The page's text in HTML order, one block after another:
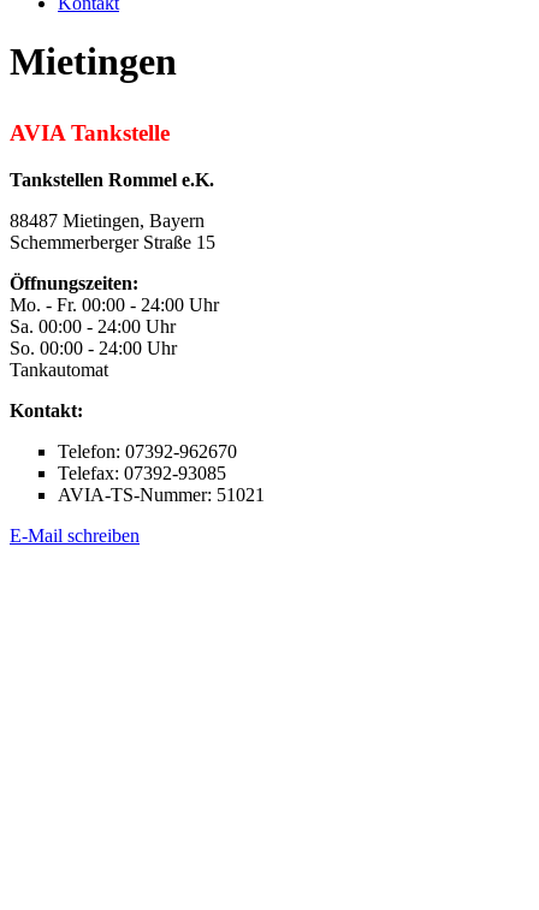
Mietingen
AVIA Tankstelle
Tankstellen Rommel e.K.
88487 Mietingen, Bayern
Schemmerberger Straße 15
Öffnungszeiten:
Mo. - Fr. 00:00 - 24:00 Uhr
Sa. 00:00 - 24:00 Uhr
So. 00:00 - 24:00 Uhr
Tankautomat
Kontakt:
Telefon: 07392-962670
Telefax: 07392-93085
AVIA-TS-Nummer: 51021
E-Mail schreiben